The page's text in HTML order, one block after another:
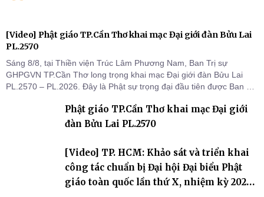
[Video] Phật giáo TP.Cần Thơ khai mạc Đại giới đàn Bửu Lai
PL.2570
Sáng 8/8, tại Thiền viện Trúc Lâm Phương Nam, Ban Trị sự
GHPGVN TP.Cần Thơ long trọng khai mạc Đại giới đàn Bửu Lai
PL.2570 – PL.2026. Đây là Phật sự trọng đại đầu tiên được Ban Trị
thứ I, thể hiện sự quan tâm đối với công tác truyền giới, đào tạo
Tăng tài và tiếp nối mạng mạch Tăng-g
Phật giáo TP.Cần Thơ khai mạc Đại giới
đàn Bửu Lai PL.2570
[Video] TP. HCM: Khảo sát và triển khai
công tác chuẩn bị Đại hội Đại biểu Phật
giáo toàn quốc lần thứ X, nhiệm kỳ 2026-